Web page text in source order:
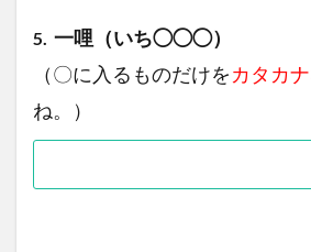
5. 一哩（いち◯◯◯）
（〇に入るものだけをカタカ
ね。）